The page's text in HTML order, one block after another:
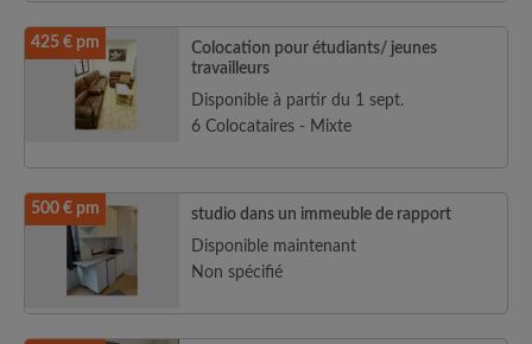
425 € pm
Colocation pour étudiants/ jeunes
travailleurs
Disponible à partir du 1 sept.
6 Colocataires - Mixte
500 € pm
studio dans un immeuble de rapport
Disponible maintenant
Non spécifié